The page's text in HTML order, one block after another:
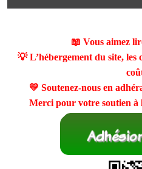
📖 Vous aimez
💡 L’hébergement du site, les
💛 Soutenez-nous en
Merci pour votre soutien à